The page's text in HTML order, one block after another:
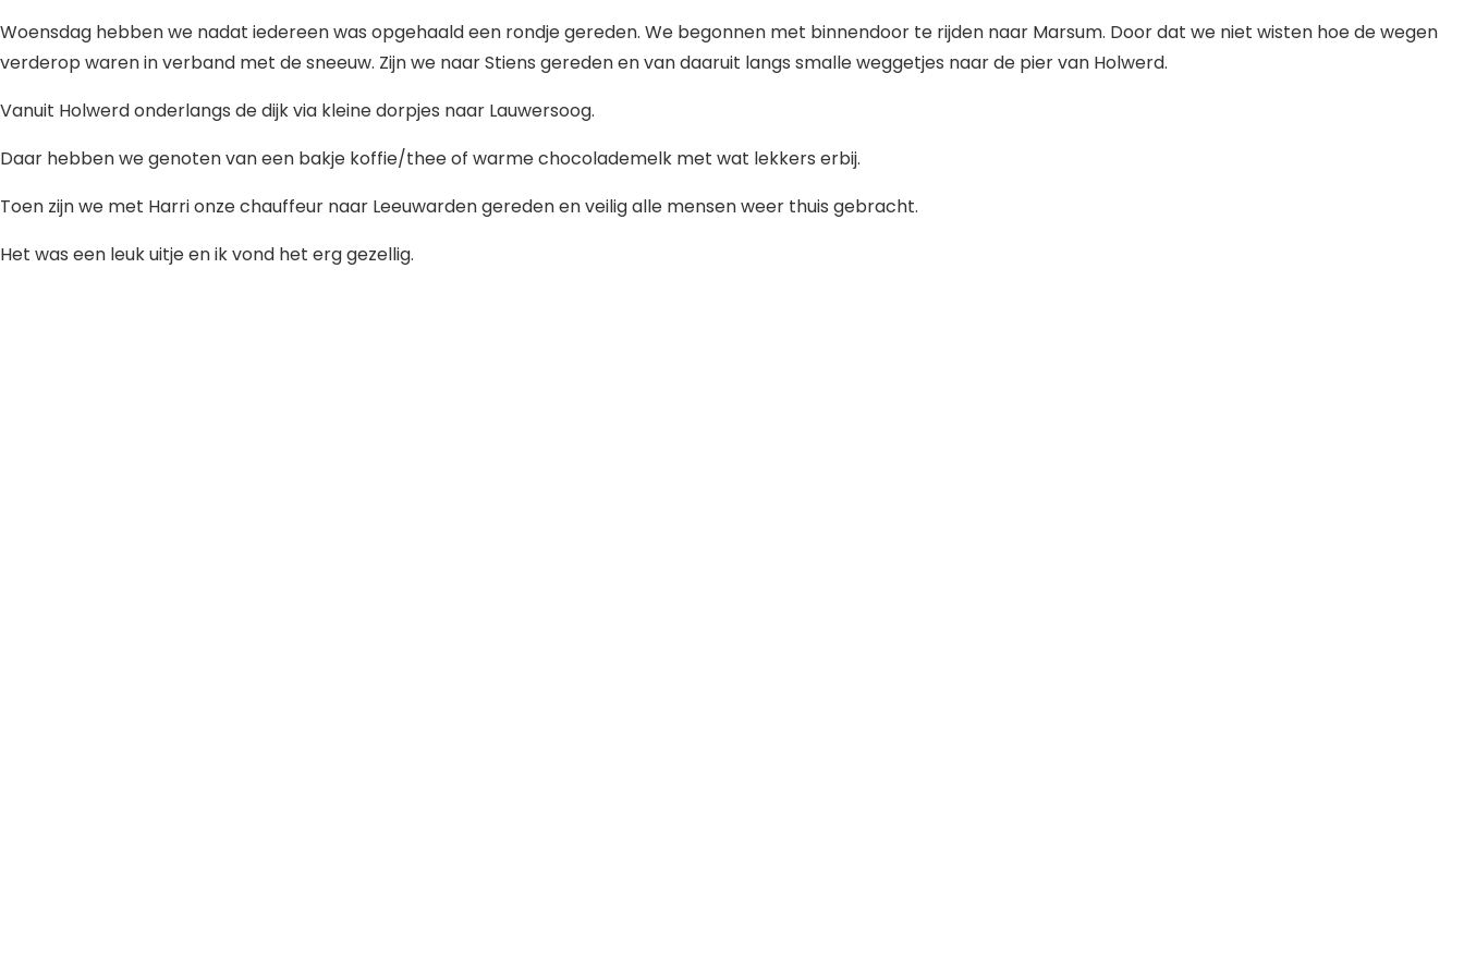
Woensdag hebben we nadat iedereen was opgehaald een rondje gereden. We begonnen met binnendoor te rijden naar Marsum. Door dat we niet wisten hoe de wegen
verderop waren in verband met de sneeuw. Zijn we naar Stiens gereden en van daaruit langs smalle weggetjes naar de pier van Holwerd.
Vanuit Holwerd onderlangs de dijk via kleine dorpjes naar Lauwersoog.
Daar hebben we genoten van een bakje koffie/thee of warme chocolademelk met wat lekkers erbij.
Toen zijn we met Harri onze chauffeur naar Leeuwarden gereden en veilig alle mensen weer thuis gebracht.
Het was een leuk uitje en ik vond het erg gezellig.